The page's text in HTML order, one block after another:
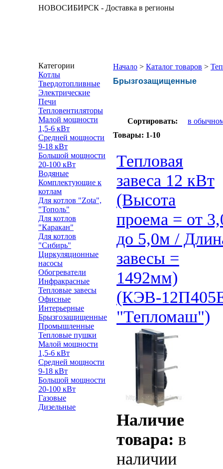
НОВОСИБИРСК - Доставка в регионы
Категории
Котлы
Твердотопливные
Электрические
Печи
Тепловентиляторы
Малой мощности
1,5-6 кВт
Средней мощности
9-18 кВт
Большой мощности
20-100 кВт
Водяные
Комплектующие к
котлам
Для котлов "Zota",
"Тополь"
Для котлов
"Каракан"
Для котлов
"Сибирь"
Циркуляционные
насосы
Обогреватели
Инфракрасные
Тепловые завесы
Офисные
Интерьерные
Брызгозащищенные
Промышленные
Тепловые пушки
Малой мощности
1,5-6 кВт
Средней мощности
9-18 кВт
Большой мощности
20-100 кВт
Газовые
Дизельные
Начало > Каталог товаров >
Брызгозащищенные
Сортировать:
в
Товары: 1-10
Тепловая
завеса 12 кВт
(Высота
проема = от
до 5,0м /
завесы =
1492мм)
(КЭВ-
"Тепломаш")
Наличие
товара: в
наличии